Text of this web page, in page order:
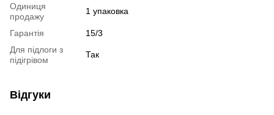
Одиниця
продажу
1 упаковка
Гарантія
15/3
Для підлоги з
підігрівом
Так
Відгуки